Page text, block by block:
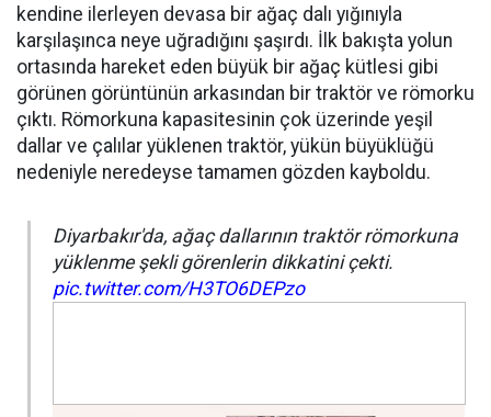
kendine ilerleyen devasa bir ağaç dalı yığınıyla
karşılaşınca neye uğradığını şaşırdı. İlk bakışta yolun
ortasında hareket eden büyük bir ağaç kütlesi gibi
görünen görüntünün arkasından bir traktör ve römorku
çıktı. Römorkuna kapasitesinin çok üzerinde yeşil
dallar ve çalılar yüklenen traktör, yükün büyüklüğü
nedeniyle neredeyse tamamen gözden kayboldu.
Diyarbakır'da, ağaç dallarının traktör römorkuna
yüklenme şekli görenlerin dikkatini çekti.
pic.twitter.com/H3TO6DEPzo